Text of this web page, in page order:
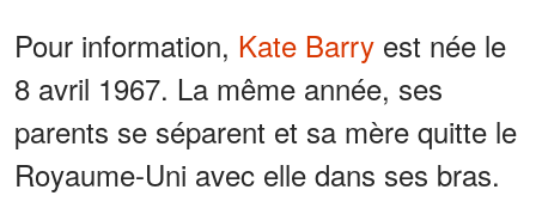
Pour information, Kate Barry est née le
8 avril 1967. La même année, ses
parents se séparent et sa mère quitte le
Royaume-Uni avec elle dans ses bras.